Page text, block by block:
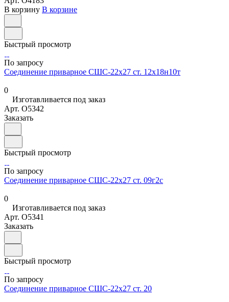
В корзину В корзине
Быстрый просмотр
По запросу
Соединение приварное СШС-22х27 ст. 12х18н10т
0
Изготавливается под заказ
Арт. O5342
Заказать
Быстрый просмотр
По запросу
Соединение приварное СШС-22х27 ст. 09г2с
0
Изготавливается под заказ
Арт. O5341
Заказать
Быстрый просмотр
По запросу
Соединение приварное СШС-22х27 ст. 20